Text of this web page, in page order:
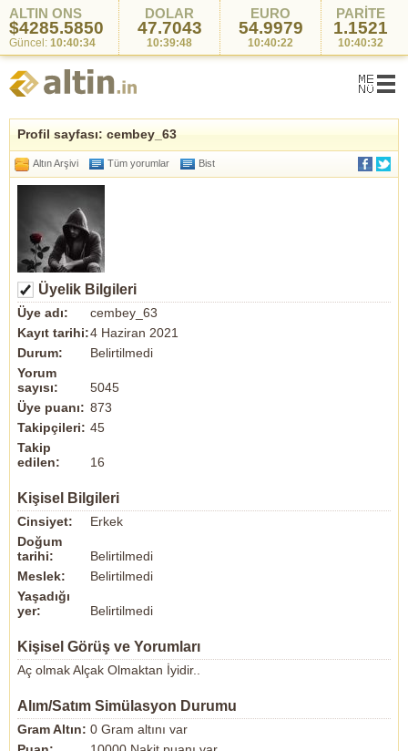
ALTIN ONS
$4285.5850
Güncel: 10:40:34
DOLAR
47.7043
10:39:48
EURO
54.9979
10:40:22
PARİTE
1.1521
10:40:32
Profil sayfası: cembey_63
Altın Arşivi Tüm yorumlar Bist
Üyelik Bilgileri
Üye adı:
cembey_63
Kayıt tarihi:4 Haziran 2021
Durum:
Belirtilmedi
Yorum
sayısı:
5045
Üye puanı: 873
Takipçileri: 45
Takip
edilen:
16
Kişisel Bilgileri
Cinsiyet:
Erkek
Doğum
tarihi:
Belirtilmedi
Meslek:
Belirtilmedi
Yaşadığı
yer:
Belirtilmedi
Kişisel Görüş ve Yorumları
Aç olmak Alçak Olmaktan İyidir..
Alım/Satım Simülasyon Durumu
Gram Altın: 0 Gram altını var